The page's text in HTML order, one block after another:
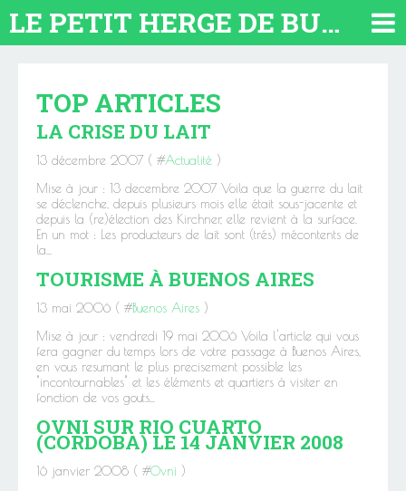
LE PETIT HERGE DE BUENOS AIRES 2026. TOUT SUR L'ARGENTINE
TOP ARTICLES
LA CRISE DU LAIT
13 décembre 2007 ( #Actualité )
Mise à jour : 13 decembre 2007 Voila que la guerre du lait
se déclenche, depuis plusieurs mois elle était sous-jacente et
depuis la (re)élection des Kirchner, elle revient à la surface.
En un mot : Les producteurs de lait sont (trés) mécontents de
la...
TOURISME À BUENOS AIRES
13 mai 2006 ( #Buenos Aires )
Mise à jour : vendredi 19 mai 2006 Voila l'article qui vous
fera gagner du temps lors de votre passage à Buenos Aires,
en vous resumant le plus precisement possible les
"incontournables" et les éléments et quartiers à visiter en
fonction de vos gouts...
OVNI SUR RIO CUARTO
(CORDOBA) LE 14 JANVIER 2008
16 janvier 2008 ( #Ovni )